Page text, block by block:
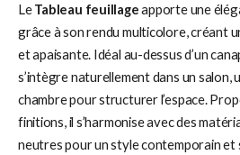
LeTableau feuillageapporte une
grâce à son rendu multicolore, créant
et apaisante. Idéal au-dessus d’un
s’intègre naturellement dans un salon,
chambre pour structurer l’espace.
finitions, il s’harmonise avec des
neutres pour un style contemporain et